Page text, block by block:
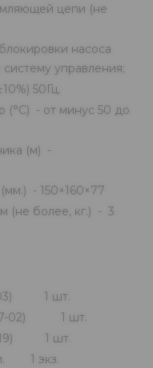
цепи (не
насоса
управления;
50Гц.
(°С) - от минус 50 до
(м) -
- 150×160×77
(не более, кг.) - 3
1 шт.
02) 1 шт.
1 шт.
1 экз.